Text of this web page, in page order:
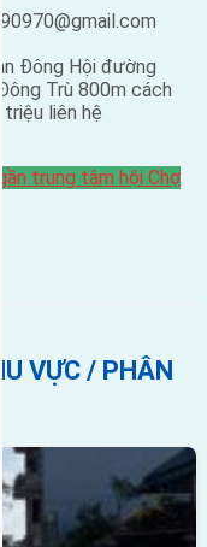
Đông Hội đường
Trù 800m cách
triệu liên hệ
gần trung tâm hội Chợ
VỰC / PHÂN